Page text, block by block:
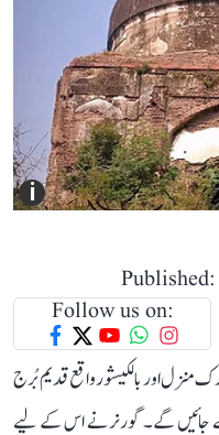
i
Follow us on:
منزل اور بالکیشور واقع قدیم بُرج
جائیں گے۔ گورنر نے اس کے لیے